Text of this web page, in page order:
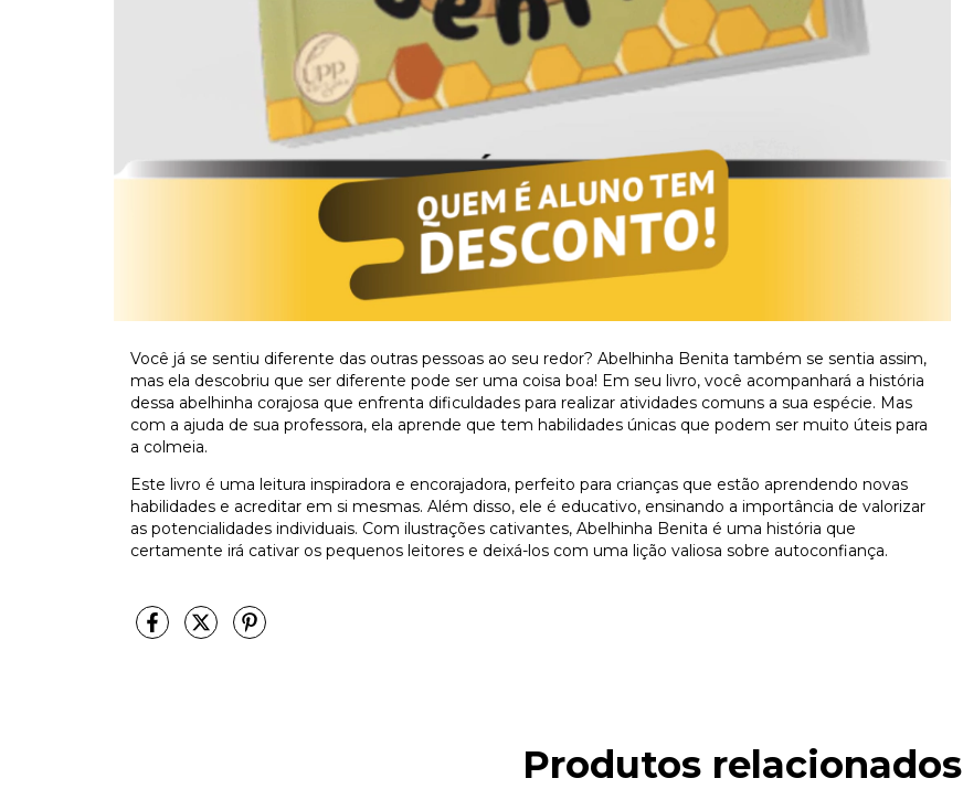
Você já se sentiu diferente das outras pessoas ao seu redor? Abelhinha Benita também se sentia assim,
mas ela descobriu que ser diferente pode ser uma coisa boa! Em seu livro, você acompanhará a história
dessa abelhinha corajosa que enfrenta dificuldades para realizar atividades comuns a sua espécie. Mas
com a ajuda de sua professora, ela aprende que tem habilidades únicas que podem ser muito úteis para
a colmeia.
Este livro é uma leitura inspiradora e encorajadora, perfeito para crianças que estão aprendendo novas
habilidades e acreditar em si mesmas. Além disso, ele é educativo, ensinando a importância de valorizar
as potencialidades individuais. Com ilustrações cativantes, Abelhinha Benita é uma história que
certamente irá cativar os pequenos leitores e deixá-los com uma lição valiosa sobre autoconfiança.
Produtos relacionados